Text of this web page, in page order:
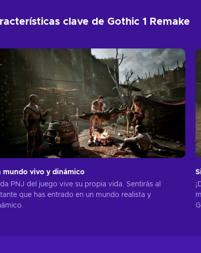
clave de Gothic 1 Remake
mundo vivo y dinámico
PNJ del juego vive su propia vida. Sentirás al
que has entrado en un mundo realista y